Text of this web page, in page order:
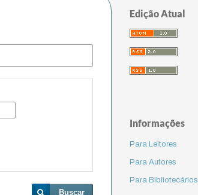
Buscar
Edição Atual
Informações
Para Leitores
Para Autores
Para Bibliotecários